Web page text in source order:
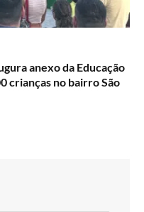
anexo da Educação
crianças no bairro São